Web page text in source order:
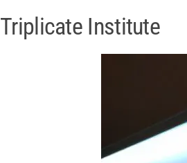
Triplicate Institute